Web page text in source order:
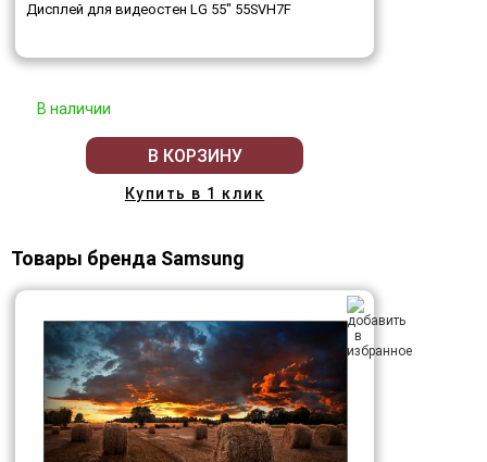
Дисплей для видеостен LG 55" 55SVH7F
В наличии
В КОРЗИНУ
Купить в 1 клик
Товары бренда Samsung